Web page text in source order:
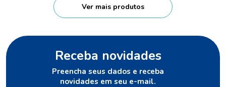
Receba novidades
Preencha seus dados e receba
novidades em seu e-mail.